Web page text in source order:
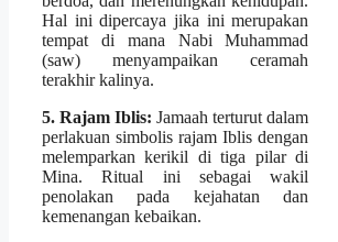
Hal ini dipercaya jika ini merupakan
tempat di mana Nabi Muhammad
(saw) menyampaikan ceramah
terakhir kalinya.
5. Rajam Iblis: Jamaah terturut dalam
perlakuan simbolis rajam Iblis dengan
melemparkan kerikil di tiga pilar di
Mina. Ritual ini sebagai wakil
penolakan pada kejahatan dan
kemenangan kebaikan.